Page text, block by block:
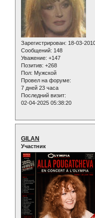
Зарегистрирован: 18-03-
Сообщений: 148
Уважение: +147
Позитив: +268
Пол: Мужской
Провел на форуме:
7 дней 23 часа
Последний визит:
02-04-2025 05:38:20
GILAN
Участник